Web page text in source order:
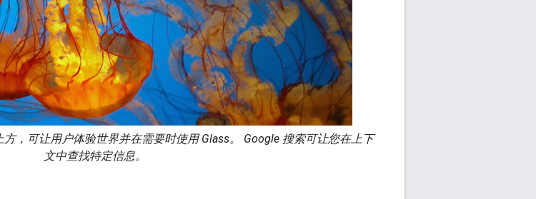
方，可让用户体验世界并在需要时使用 Glass。 Google 搜索可让您在上下
文中查找特定信息。